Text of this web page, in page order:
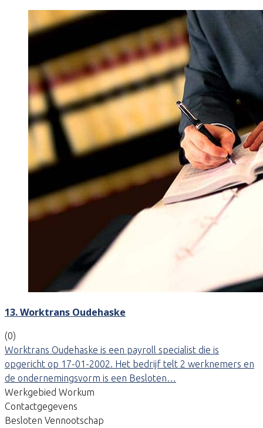
13. Worktrans Oudehaske
(0)
Worktrans Oudehaske is een payroll specialist die is
opgericht op 17-01-2002. Het bedrijf telt 2 werknemers en
de ondernemingsvorm is een Besloten…
Werkgebied Workum
Contactgegevens
Besloten Vennootschap